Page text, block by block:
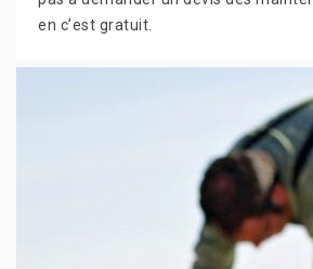
en c’est gratuit.